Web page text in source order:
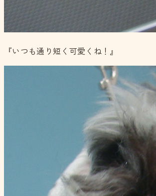
『いつも通り短く可愛くね！』